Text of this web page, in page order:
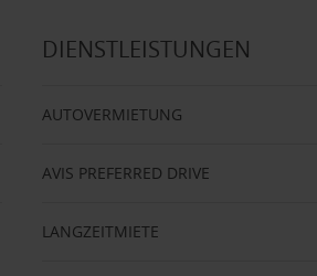
DIENSTLEISTUNGEN
AUTOVERMIETUNG
AVIS PREFERRED DRIVE
LANGZEITMIETE